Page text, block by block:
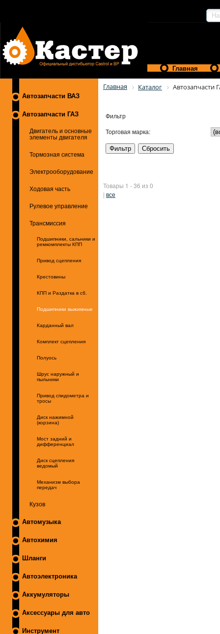
Главная
Автозапчасти ВАЗ
Автозапчасти ГАЗ
Двигатель и основные
элементы двигателя
Тормозная система
Электрооборудование
Ходовая часть
Рулевое управление
Трансмиссия
Подшипники, сальники и
ремкомплекты КПП
Привод сцепления
Крестовины
КПП и Раздатка в сб.
Подшипники выжимные
Карданный вал
Комплект сцепления
Полуось
Шрус наружный и
пыльники
Привод спидометра и
тросы
Диск нажимной
(корзина)
Мост задний и
дифференциал
Диск сцепления
ведомый
Механизм выбора
передач
Кузов
Автомузыка
Автохимия
Шланги
Автоэлектроника
Аккумуляторы
Аксессуары для авто
Инструмент
Главная Каталог Автозапчасти
Фильтр
Торговая марка:
Товары 1 - 36 из 0
| все